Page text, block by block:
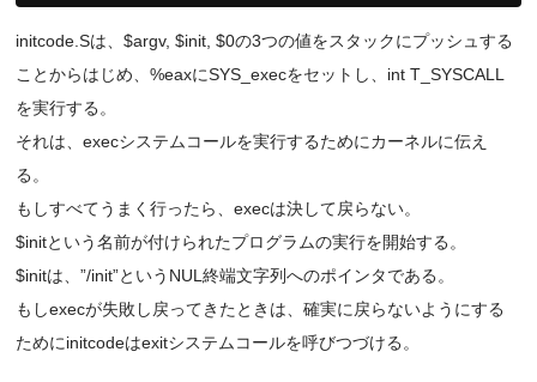
initcode.Sは、$argv, $init, $0の3つの値をスタックにプッシュする
ことからはじめ、%eaxにSYS_execをセットし、int T_SYSCALL
を実行する。
それは、execシステムコールを実行するためにカーネルに伝え
る。
もしすべてうまく行ったら、execは決して戻らない。
$initという名前が付けられたプログラムの実行を開始する。
$initは、”/init”というNUL終端文字列へのポインタである。
もしexecが失敗し戻ってきたときは、確実に戻らないようにする
ためにinitcodeはexitシステムコールを呼びつづける。